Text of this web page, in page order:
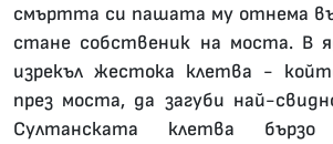
смъртта си пашата му отнема
стане собственик на моста. В
изрекъл жестока клетва -
през моста, да загуби най-
Султанската клетва